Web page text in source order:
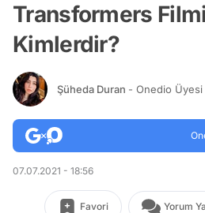
Transformers
Kimlerdir?
Şüheda Duran - Onedio Üyesi
07.07.2021 - 18:56
Favori Yorum